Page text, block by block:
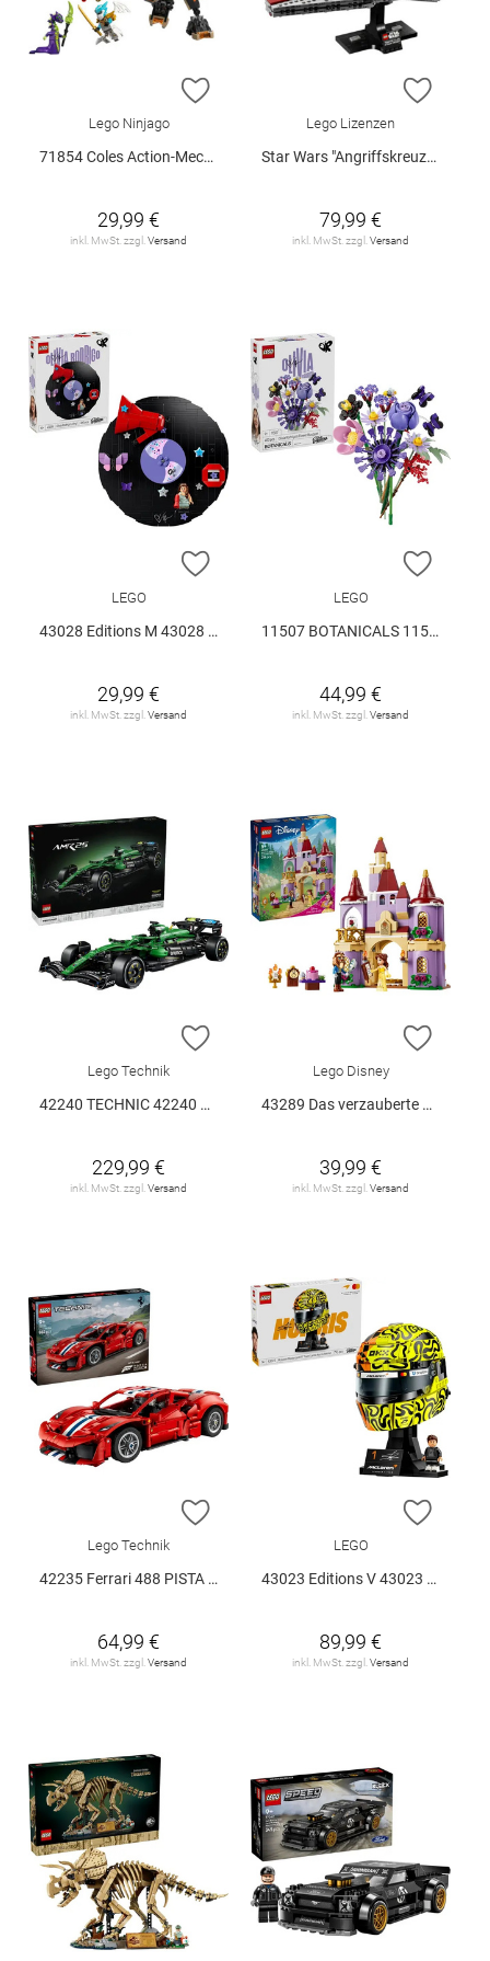
ZUR WUNSCHLISTE HINZUFÜGEN
Lego Ninjago
71854 Coles Action-Mech und Drache.. V29
29,99 €
inkl. MwSt. zzgl. Versand
ZUR
Lego Lizenzen
Star Wars "Angriffskreuzer der Venator-Klasse", 75441
79,99 €
inkl. MwSt. zzgl. Versand
ZUR WUNSCHLISTE HINZUFÜGEN
LEGO
43028 Editions M 43028 V29
29,99 €
inkl. MwSt. zzgl. Versand
ZUR
LEGO
11507 BOTANICALS 11507 V29
44,99 €
inkl. MwSt. zzgl. Versand
ZUR WUNSCHLISTE HINZUFÜGEN
Lego Technik
42240 TECHNIC 42240 V29
229,99 €
inkl. MwSt. zzgl.Versand
ZUR
Lego Disney
43289 Das verzauberte Schloss von Belle
39,99 €
inkl. MwSt. zzgl.Versand
ZUR WUNSCHLISTE HINZUFÜGEN
Lego Technik
42235 Ferrari 488 PISTA Auto V29
64,99 €
inkl. MwSt. zzgl.Versand
ZUR
LEGO
43023 Editions V 43023 V29
89,99 €
inkl. MwSt. zzgl.Versand